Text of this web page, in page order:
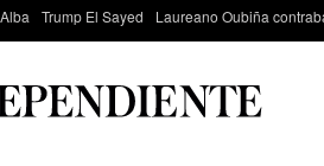
Trump El Sayed Laureano Oubiña